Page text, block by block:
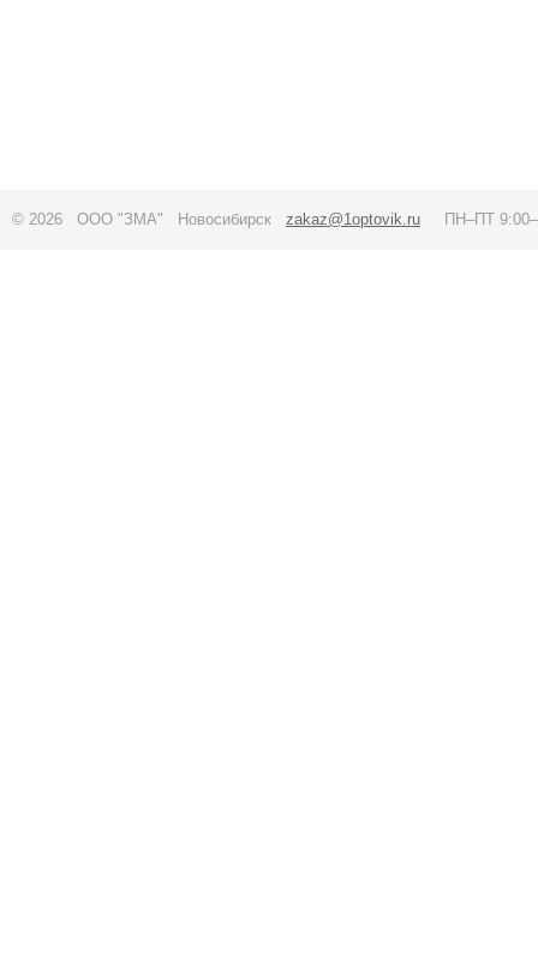
© 2026 ООО "ЗМА" Новосибирск zakaz@1optovik.ru ПН–ПТ